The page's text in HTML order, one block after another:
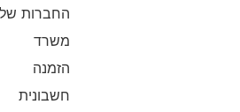
החברות
משרד
הזמנה
חשבונית